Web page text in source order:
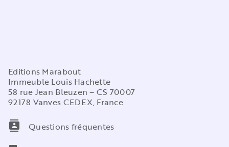
Editions Marabout
Immeuble Louis Hachette
58 rue Jean Bleuzen – CS 70007
92178 Vanves CEDEX, France
contacts
Questions fréquentes